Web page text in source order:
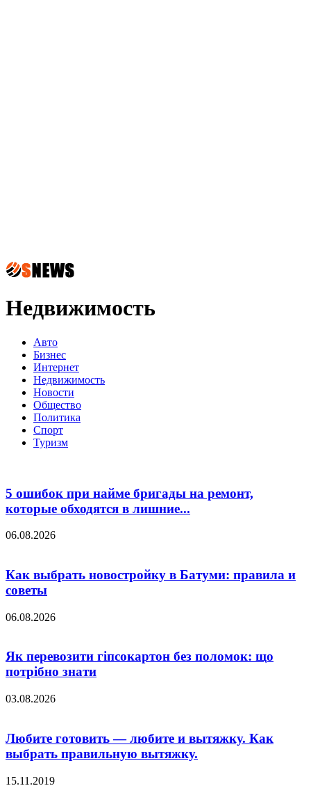
Недвижимость
Авто
Бизнес
Интернет
Недвижимость
Новости
Общество
Политика
Спорт
Туризм
5 ошибок при найме бригады на ремонт,
которые обходятся в лишние...
06.08.2026
Как выбрать новостройку в Батуми: правила и
советы
06.08.2026
Як перевозити гіпсокартон без поломок: що
потрібно знати
03.08.2026
Любите готовить — любите и вытяжку. Как
выбрать правильную вытяжку.
15.11.2019